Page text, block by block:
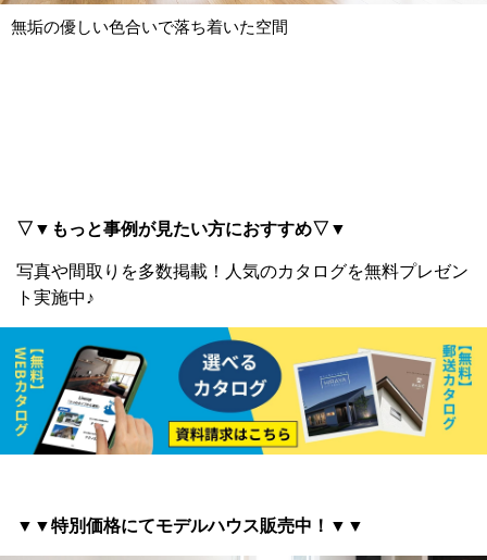
無垢の優しい色合いで落ち着いた空間
▽▼もっと事例が見たい方におすすめ▽▼
写真や間取りを多数掲載！ 人気のカタログを無料プレゼン
ト実施中♪
▼▼特別価格にてモデルハウス販売中！▼▼